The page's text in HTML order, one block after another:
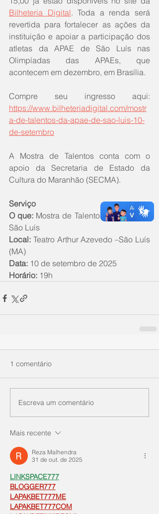
Bilheteria Digital. Toda a renda será
revertida para fortalecer as ações da
instituição e apoiar a participação dos
atletas da APAE de São Luís nas
Olimpíadas das APAEs, que
acontecem em dezembro, em Brasília.
https://www.bilheteriadigital.com/mostr
a-de-talentos-da-apae-de-sao-luis-10-
de-setembro
A Mostra de Talentos conta com o
apoio da Secretaria de Estado da
Cultura do Maranhão (SECMA).
Serviço
O que: Mostra de Talentos da APAE de
São Luís
Local: Teatro Arthur Azevedo –São Luís
(MA)
Data: 10 de setembro de 2025
Horário: 19h
1 comentário
Escreva um comentário
Mais recente
Reza Malhendra
31 de out. de 2025
LINKSPACE777
BLOGGER777
LAPAKBET777ME
LAPAKBET777COM